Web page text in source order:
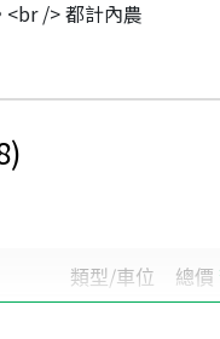
<br /> 都計內農
)